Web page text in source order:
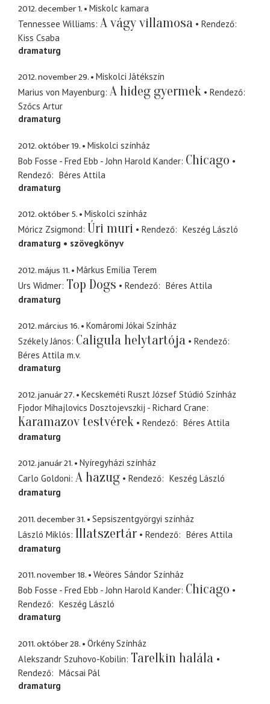
2012. december 1.
Miskolc kamara
Tennessee Williams A vágy villamosa
Rendező
Kiss Csaba
dramaturg
2012. november 29.
Miskolci Játékszín
Marius von Mayenburg A hideg gyermek
Rendező
Szőcs Artur
dramaturg
2012. október 19.
Miskolci színház
Bob Fosse - Fred Ebb - John Harold Kander Chicago
Rendező
Béres Attila
dramaturg
2012. október 5.
Miskolci színház
Móricz Zsigmond Úri muri Rendező
Keszég László
dramaturg
szövegkönyv
2012. május 11.
Márkus Emília Terem
Urs Widmer Top Dogs Rendező
Béres Attila
dramaturg
2012. március 16.
Komáromi Jókai Színház
Székely János Caligula helytartója
Rendező
Béres Attila m.v.
dramaturg
2012. január 27.
Kecskeméti Ruszt József Stúdió Színház
Fjodor Mihajlovics Dosztojevszkij - Richard Crane
Karamazov testvérek Rendező
Béres Attila
dramaturg
2012. január 21.
Nyíregyházi színház
Carlo Goldoni A hazug Rendező
Keszég László
dramaturg
2011. december 31.
Sepsiszentgyörgyi színház
László Miklós Illatszertár Rendező
Béres Attila
dramaturg
2011. november 18.
Weöres Sándor Színház
Bob Fosse - Fred Ebb - John Harold Kander Chicago
Rendező
Keszég László
dramaturg
2011. október 28.
Örkény Színház
Alekszandr Szuhovo-Kobilin Tarelkin halála
Rendező
Mácsai Pál
dramaturg